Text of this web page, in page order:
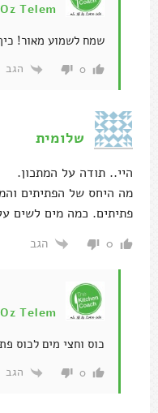
Oz Telem
שמח לשמוע מאור!
0 הגב
שלומית
היי.. תודה על המתכון.
מה היחס של הפתיתים
פתיתים. כמה מים לשים
0 הגב
Oz Telem
כוס וחצי מים לכוס
0 הגב